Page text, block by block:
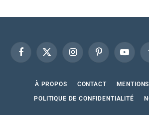
FacebookX
InstagramPinterest YouTube
À PROPOS CONTACT
POLITIQUE DE CONFIDENTIALITÉ